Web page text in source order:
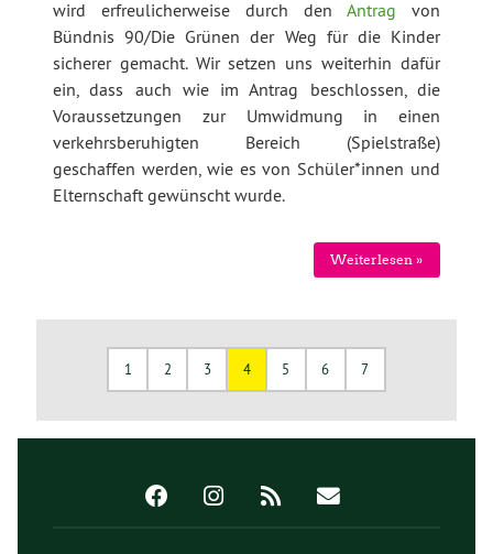
wird erfreulicherweise durch den Antrag von
Bündnis 90/Die Grünen der Weg für die Kinder
sicherer gemacht. Wir setzen uns weiterhin dafür
ein, dass auch wie im Antrag beschlossen, die
Voraussetzungen zur Umwidmung in einen
verkehrsberuhigten Bereich (Spielstraße)
geschaffen werden, wie es von Schüler*innen und
Elternschaft gewünscht wurde.
Weiterlesen »
1 2 3 4 5 6 7